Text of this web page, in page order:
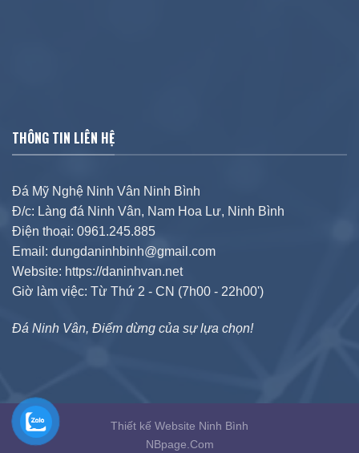
THÔNG TIN LIÊN HỆ
Đá Mỹ Nghệ Ninh Vân Ninh Bình
Đ/c: Làng đá Ninh Vân, Nam Hoa Lư, Ninh Bình
Điện thoại: 0961.245.885
Email: dungdaninhbinh@gmail.com
Website: https://daninhvan.net
Giờ làm việc: Từ Thứ 2 - CN (7h00 - 22h00')
Đá Ninh Vân, Điểm dừng của sự lựa chọn!
Thiết kế Website Ninh Bình
NBpage.Com